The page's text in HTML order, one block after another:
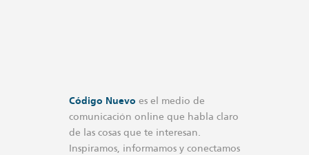
Código Nuevo es el medio de
comunicación online que habla claro
de las cosas que te interesan.
Inspiramos, informamos y conectamos